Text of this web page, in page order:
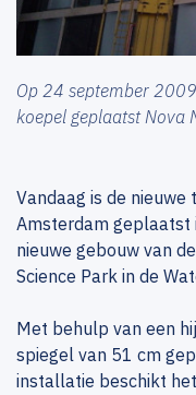
Op 24 september
koepel geplaatst Nova
Vandaag is de
Amsterdam geplaatst
nieuwe gebouw van
Science Park in de
Met behulp van een
spiegel van 51 cm
installatie beschikt